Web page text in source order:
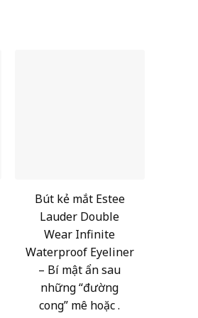
Bút kẻ mắt Estee
Lauder Double
Wear Infinite
Waterproof Eyeliner
– Bí mật ẩn sau
những “đường
cong” mê hoặc .